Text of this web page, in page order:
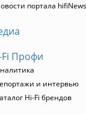
портала hifiNews
Fi Профи
и интервью
Hi-Fi брендов